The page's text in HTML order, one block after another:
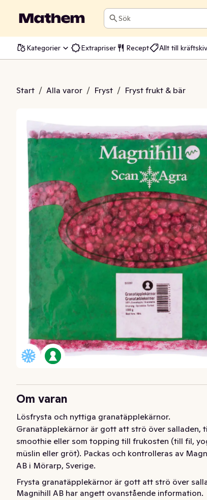
Sök
Kategorier Extrapriser Recept Allt till
Start / Alla varor / Fryst / Fryst frukt & bär
Frysta
Om varan
Lösfrysta och nyttiga granatäpplekärnor.
Granatäpplekärnor är gott att strö över salladen,
smoothie eller som topping till frukosten (till fil,
müslin eller gröt). Packas och kontrolleras av
AB i Mörarp, Sverige.
Frysta granatäpplekärnor är gott att strö över
till smoothie eller som topping till frukosten (till fil,
Magnihill AB har angett ovanstående information.